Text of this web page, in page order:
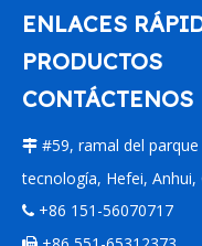
ENLACES
PRODUCTOS
CONTÁCTENOS
 #59, ramal del
tecnología, Hefei, Anhui,
 +86 151-56070717